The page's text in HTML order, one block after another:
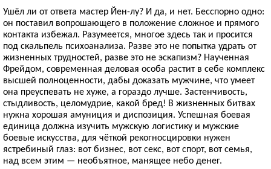
Ушёл ли от ответа мастер Йен-лу? И да, и нет. Бесспорно одно:
он поставил вопрошающего в положение сложное и прямого
контакта избежал. Разумеется, многое здесь так и просится
под скальпель психоанализа. Разве это не попытка удрать от
жизненных трудностей, разве это не эскапизм? Наученная
Фрейдом, современная деловая особа растит в себе комплекс
высшей полноценности, дабы доказать мужчине, что умеет
она преуспевать не хуже, а гораздо лучше. Застенчивость,
стыдливость, целомудрие, какой бред! В жизненных битвах
нужна хорошая амуниция и диспозиция. Успешная боевая
единица должна изучить мужскую логистику и мужские
боевые искусства, для чёткой рекогносцировки нужен
ястребиный глаз: вот бизнес, вот секс, вот спорт, вот семья,
над всем этим — необъятное, манящее небо денег.